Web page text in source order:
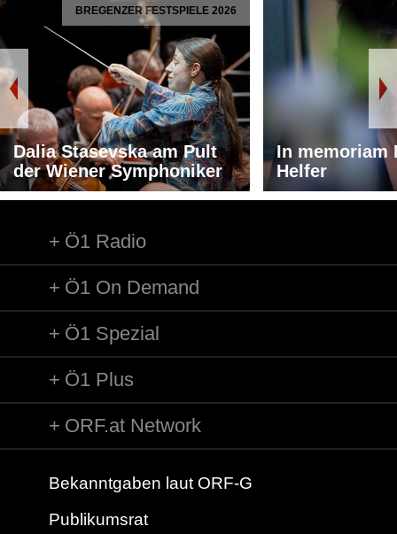
BREGENZER FESTSPIELE 2026
Dalia Stasevska am Pult
der Wiener Symphoniker
In memoriam
Helfer
Ö1 Radio
Ö1 On Demand
Ö1 Spezial
Ö1 Plus
ORF.at Network
Bekanntgaben laut ORF-G
Publikumsrat